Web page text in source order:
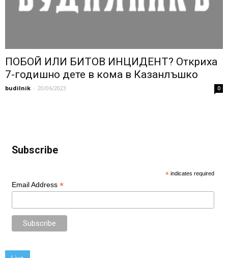
ПОБОЙ ИЛИ БИТОВ ИНЦИДЕНТ? Откриха
7-годишно дете в кома в Казанлъшко
budilnik - 20/06/2023 0
Subscribe
* indicates required
Email Address *